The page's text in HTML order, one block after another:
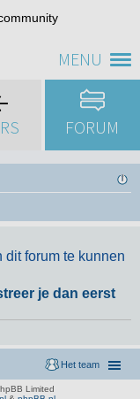
MENU
FORUM
forum te kunnen
je dan eerst
Het team
Limited